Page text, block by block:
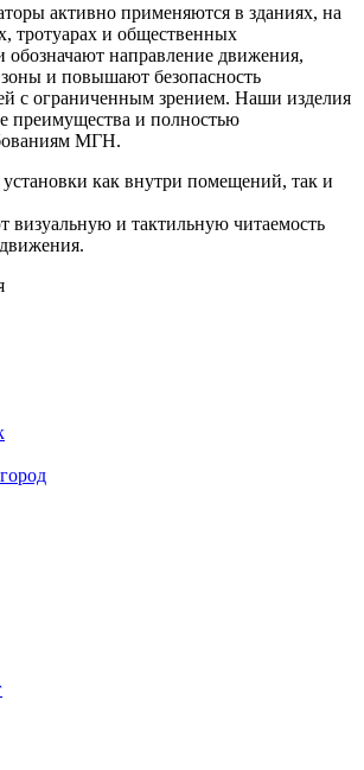
активно применяются в зданиях, на
тротуарах и общественных
обозначают направление движения,
и повышают безопасность
с ограниченным зрением. Наши изделия
преимущества и полностью
МГН.
как внутри помещений, так и
визуальную и тактильную читаемость